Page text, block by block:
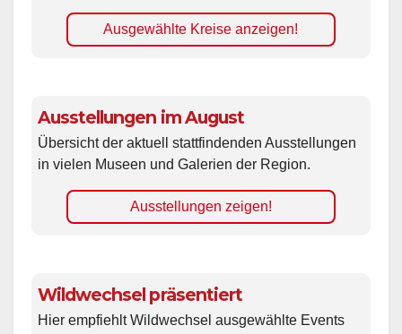
Ausgewählte Kreise anzeigen!
Ausstellungen im August
Übersicht der aktuell stattfindenden Ausstellungen
in vielen Museen und Galerien der Region.
Ausstellungen zeigen!
Wildwechsel präsentiert
Hier empfiehlt Wildwechsel ausgewählte Events